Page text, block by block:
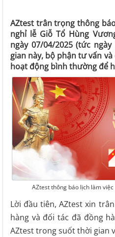
AZtest trân trọng thông
nghỉ lễ Giỗ Tổ Hùng
ngày 07/04/2025 (tức
gian này, bộ phận tư vấn
hoạt động bình thường để
AZtest thông báo lịch làm
Lời đầu tiên, AZtest xin
hàng và đối tác đã đồng
AZtest trong suốt thời gian